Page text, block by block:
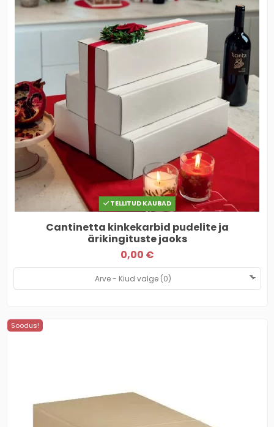
TELLITUD KAUBAD
Cantinetta kinkekarbid pudelite ja
ärikingituste jaoks
0,00 €
Soodus!